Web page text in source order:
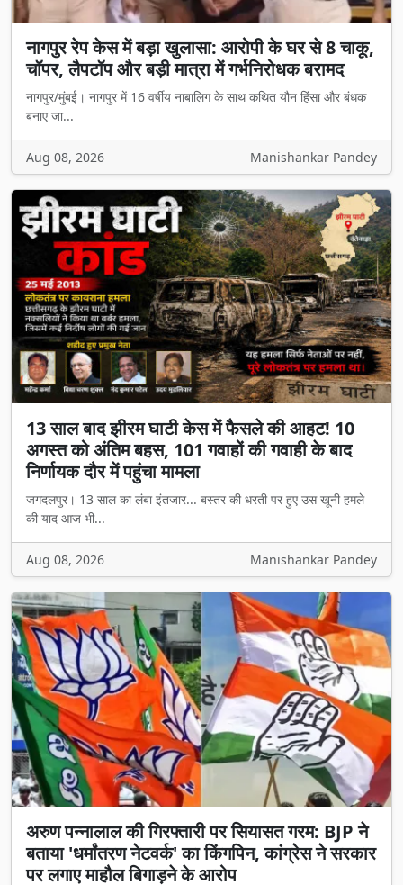
नागपुर रेप केस में बड़ा खुलासा: आरोपी के घर से 8 चाकू,
चॉपर, लैपटॉप और बड़ी मात्रा में गर्भनिरोधक बरामद
नागपुर/मुंबई। नागपुर में 16 वर्षीय नाबालिग के साथ कथित यौन हिंसा और बंधक
बनाए जा...
Aug 08, 2026 Manishankar Pandey
13 साल बाद झीरम घाटी केस में फैसले की आहट! 10
अगस्त को अंतिम बहस, 101 गवाहों की गवाही के बाद
निर्णायक दौर में पहुंचा मामला
जगदलपुर। 13 साल का लंबा इंतजार... बस्तर की धरती पर हुए उस खूनी हमले
की याद आज भी...
Aug 08, 2026 Manishankar Pandey
अरुण पन्नालाल की गिरफ्तारी पर सियासत गरम: BJP ने
बताया 'धर्मांतरण नेटवर्क' का किंगपिन, कांग्रेस ने सरकार
पर लगाए माहौल बिगाड़ने के आरोप